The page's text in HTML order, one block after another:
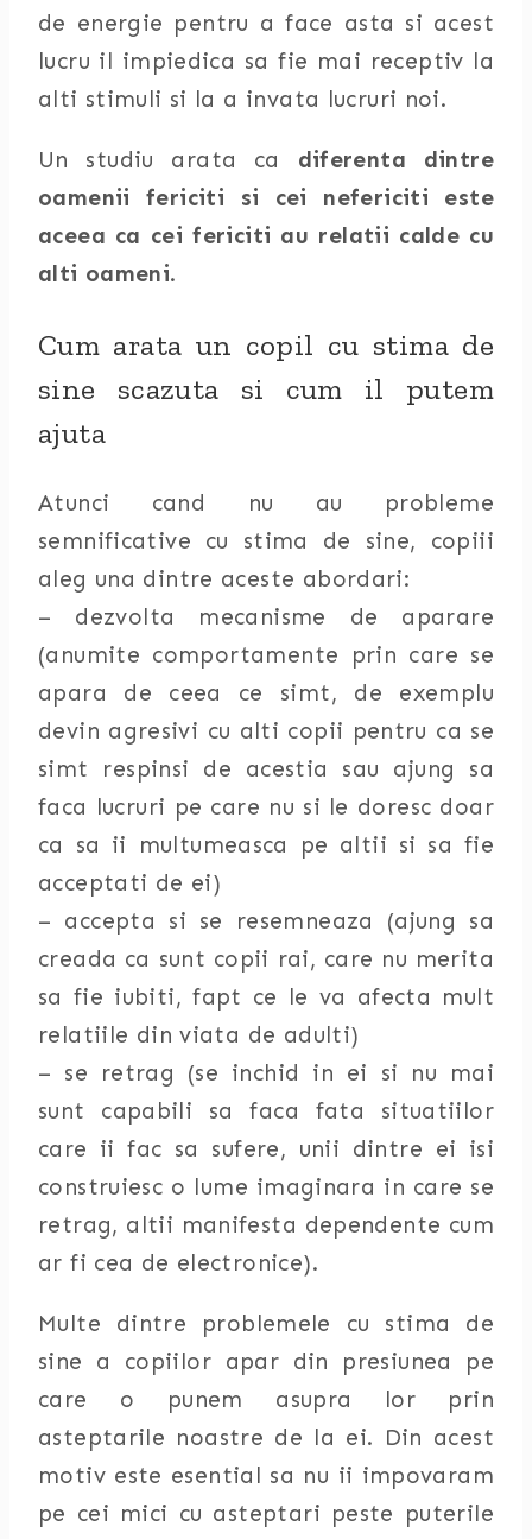
de energie pentru a face asta si acest
lucru il impiedica sa fie mai receptiv la
alti stimuli si la a invata lucruri noi.
Un studiu arata ca diferenta dintre
oamenii fericiti si cei nefericiti este
aceea ca cei fericiti au relatii calde cu
alti oameni.
Cum arata un copil cu stima de
sine scazuta si cum il putem
ajuta
Atunci cand nu au probleme
semnificative cu stima de sine, copiii
aleg una dintre aceste abordari:
– dezvolta mecanisme de aparare
(anumite comportamente prin care se
apara de ceea ce simt, de exemplu
devin agresivi cu alti copii pentru ca se
simt respinsi de acestia sau ajung sa
faca lucruri pe care nu si le doresc doar
ca sa ii multumeasca pe altii si sa fie
acceptati de ei)
– accepta si se resemneaza (ajung sa
creada ca sunt copii rai, care nu merita
sa fie iubiti, fapt ce le va afecta mult
relatiile din viata de adulti)
– se retrag (se inchid in ei si nu mai
sunt capabili sa faca fata situatiilor
care ii fac sa sufere, unii dintre ei isi
construiesc o lume imaginara in care se
retrag, altii manifesta dependente cum
ar fi cea de electronice).
Multe dintre problemele cu stima de
sine a copiilor apar din presiunea pe
care o punem asupra lor prin
asteptarile noastre de la ei. Din acest
motiv este esential sa nu ii impovaram
pe cei mici cu asteptari peste puterile